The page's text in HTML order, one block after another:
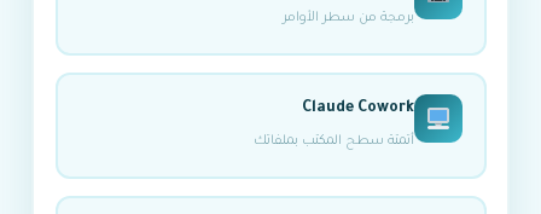
برمجة من سطر الأوامر
Claude Cowork
أتمتة سطح المكتب بملفاتك